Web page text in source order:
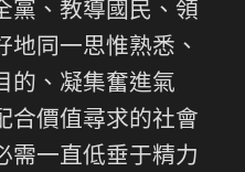
黨、教導國民、領
地同一思惟熟悉、
的、凝集奮進氣
合價值尋求的社會
需一直低垂于精力